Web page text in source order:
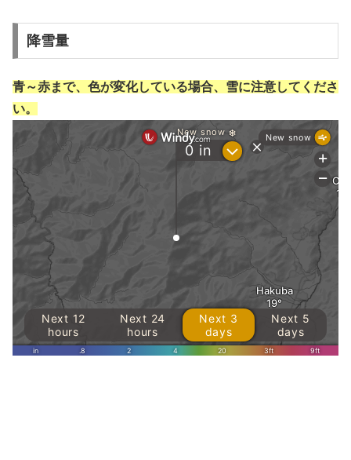
降雪量
青～赤まで、色が変化している場合、雪に注意してくださ
い。